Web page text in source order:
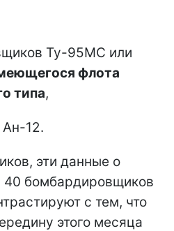
Ту-95МС или
флота
типа,
Ан-12.
эти данные о
40 бомбардировщиков
с тем, что
этого месяца